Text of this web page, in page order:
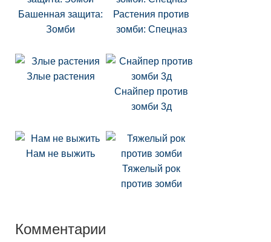
Башенная защита:
Зомби
Растения против
зомби: Спецназ
Злые растения
Снайпер против
зомби 3д
Нам не выжить
Тяжелый рок
против зомби
Комментарии